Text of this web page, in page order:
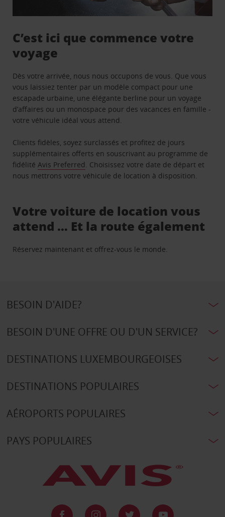
C’est ici que commence votre
voyage
Dès votre arrivée, nous nous occupons de vous. Que vous
vous laissiez tenter par un modèle compact pour une
escapade urbaine, une élégante berline pour un voyage
d’affaires ou un monospace pour des vacances en famille -
votre véhicule idéal vous attend.
Clients fidèles, soyez surclassés et profitez de jours
supplémentaires offerts en souscrivant au programme de
fidélitéAvis Preferred. Choisissez votre date de départ et
nous mettrons votre véhicule de location à disposition.
Votre voiture de location vous
attend … Et la route également
Réservez maintenant et offrez-vous le monde.
BESOIN D'AIDE?
BESOIN D'UNE OFFRE OU D'UN SERVICE?
DESTINATIONS LUXEMBOURGEOISES
DESTINATIONS POPULAIRES
AÉROPORTS POPULAIRES
PAYS POPULAIRES